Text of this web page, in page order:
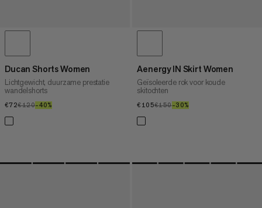
Ducan Shorts Women
Lichtgewicht, duurzame prestatie
wandelshorts
€72€72
€120€120
–40%
Aenergy IN Skirt Women
Geïsoleerde rok voor koude
skitochten
€105€105
€150€150
–30%